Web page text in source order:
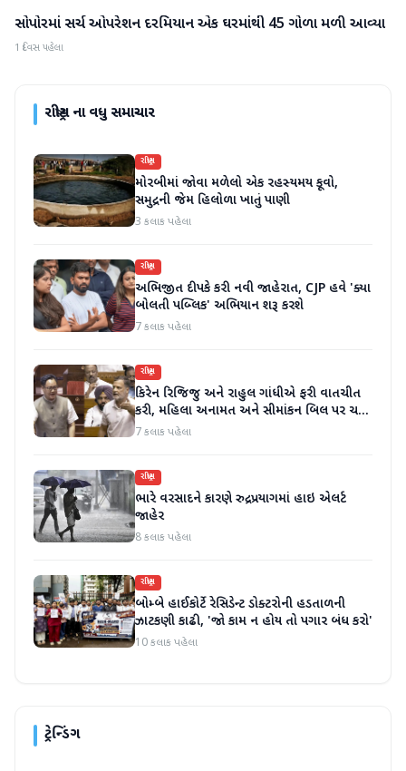
રાષ્ટ્રીય
સોપોરમાં સર્ચ ઓપરેશન દરમિયાન એક ઘરમાંથી 45 ગોળા મળી આવ્યા
1 દિવસ પહેલા
રાષ્ટ્રીયના વધુ સમાચાર
રાષ્ટ્રીય
મોરબીમાં જોવા મળેલો એક રહસ્યમય કૂવો,
સમુદ્રની જેમ હિલોળા ખાતું પાણી
3 કલાક પહેલા
રાષ્ટ્રીય
અભિજીત દીપકે કરી નવી જાહેરાત, CJP હવે 'ક્યા
બોલતી પબ્લિક' અભિયાન શરૂ કરશે
7 કલાક પહેલા
રાષ્ટ્રીય
કિરેન રિજિજુ અને રાહુલ ગાંધીએ ફરી વાતચીત
કરી, મહિલા અનામત અને સીમાંકન બિલ પર ચર્ચા
કરી
7 કલાક પહેલા
રાષ્ટ્રીય
ભારે વરસાદને કારણે રુદ્રપ્રયાગમાં હાઇ એલર્ટ
જાહેર
8 કલાક પહેલા
રાષ્ટ્રીય
બોમ્બે હાઈકોર્ટે રેસિડેન્ટ ડોક્ટરોની હડતાળની
ઝાટકણી કાઢી, 'જો કામ ન હોય તો પગાર બંધ કરો'
10 કલાક પહેલા
ટ્રેન્ડિંગ